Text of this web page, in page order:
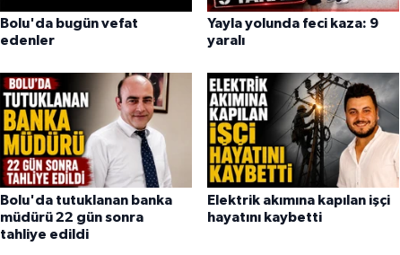
Bolu'da bugün vefat
edenler
Yayla yolunda feci kaza: 9
yaralı
Bolu'da tutuklanan banka
müdürü 22 gün sonra
tahliye edildi
Elektrik akımına kapılan işçi
hayatını kaybetti